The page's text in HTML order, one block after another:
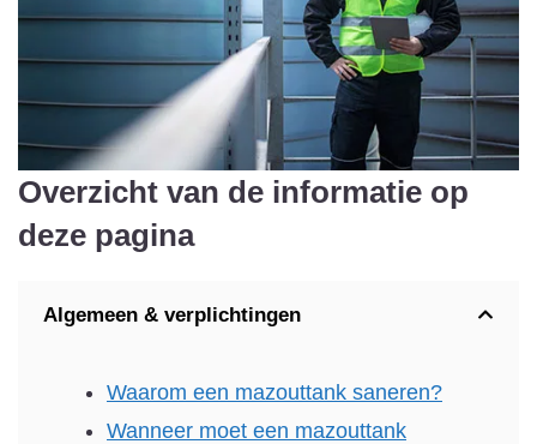
Overzicht van de informatie op
deze pagina
Algemeen & verplichtingen
Waarom een mazouttank saneren?
Wanneer moet een mazouttank